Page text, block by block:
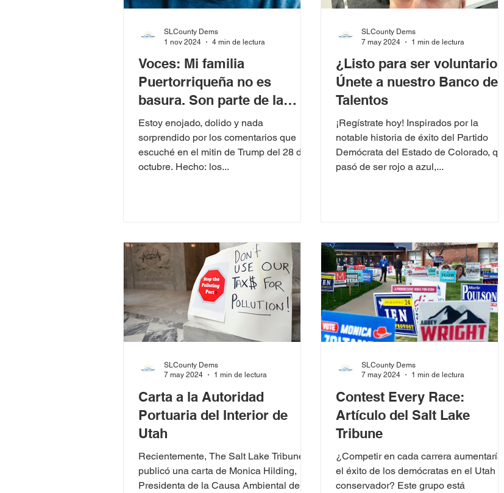
Voces: Mi familia
Puertorriqueña no es
basura. Son parte de la
historia de Utah.
Estoy enojado, dolido y nada
sorprendido por los comentarios que
escuché en el mitin de Trump del 28 de
octubre. Hecho: los...
SLCounty Dems
1 nov 2024
4 min de lectura
¿Listo para ser voluntario?
Únete a nuestro Banco de
Talentos
¡Regístrate hoy! Inspirados por la
notable historia de éxito del Partido
Demócrata del Estado de Colorado, que
pasó de ser rojo a azul,...
SLCounty Dems
7 may 2024
1 min de lectura
Carta a la Autoridad
Portuaria del Interior de
Utah
Recientemente, The Salt Lake Tribune
publicó una carta de Monica Hilding,
Presidenta de la Causa Ambiental de
SLCounty Dems
7 may 2024
1 min de lectura
Contest Every Race:
Artículo del Salt Lake
Tribune
¿Competir en cada carrera aumentaría
el éxito de los demócratas en el Utah
conservador? Este grupo está
SLCounty Dems
7 may 2024
1 min de lectura